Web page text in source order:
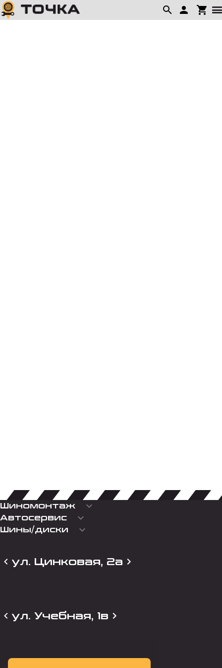
Шиномонтаж keyboard_arrow_down
Автосервис keyboard_arrow_down
Шины/диски keyboard_arrow_down
ул. Цинковая, 2а
ул. Учебная, 1в